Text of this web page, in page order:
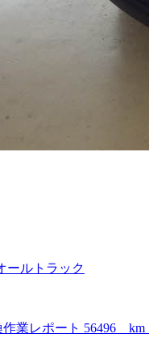
ールトラック
レポート 56496 km